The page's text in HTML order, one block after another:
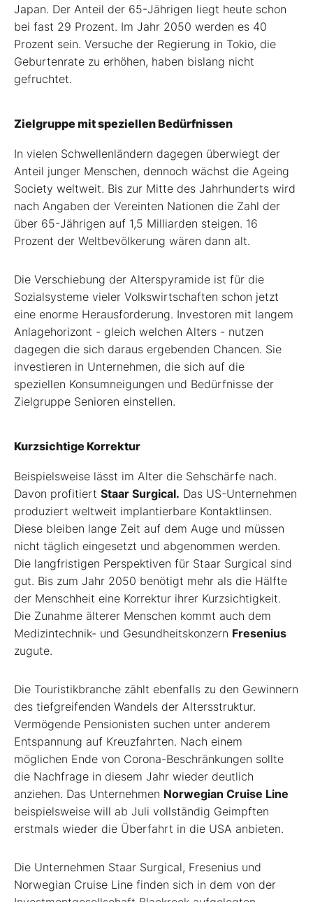
Japan. Der Anteil der 65-Jährigen liegt heute schon
bei fast 29 Prozent. Im Jahr 2050 werden es 40
Prozent sein. Versuche der Regierung in Tokio, die
Geburtenrate zu erhöhen, haben bislang nicht
gefruchtet.
Zielgruppe mit speziellen Bedürfnissen
In vielen Schwellenländern dagegen überwiegt der
Anteil junger Menschen, dennoch wächst die Ageing
Society weltweit. Bis zur Mitte des Jahrhunderts wird
nach Angaben der Vereinten Nationen die Zahl der
über 65-Jährigen auf 1,5 Milliarden steigen. 16
Prozent der Weltbevölkerung wären dann alt.
Die Verschiebung der Alterspyramide ist für die
Sozialsysteme vieler Volkswirtschaften schon jetzt
eine enorme Herausforderung. Investoren mit langem
Anlagehorizont - gleich welchen Alters - nutzen
dagegen die sich daraus ergebenden Chancen. Sie
investieren in Unternehmen, die sich auf die
speziellen Konsumneigungen und Bedürfnisse der
Zielgruppe Senioren einstellen.
Kurzsichtige Korrektur
Beispielsweise lässt im Alter die Sehschärfe nach.
Davon profitiert Staar Surgical. Das US-Unternehmen
produziert weltweit implantierbare Kontaktlinsen.
Diese bleiben lange Zeit auf dem Auge und müssen
nicht täglich eingesetzt und abgenommen werden.
Die langfristigen Perspektiven für Staar Surgical sind
gut. Bis zum Jahr 2050 benötigt mehr als die Hälfte
der Menschheit eine Korrektur ihrer Kurzsichtigkeit.
Die Zunahme älterer Menschen kommt auch dem
Medizintechnik- und Gesundheitskonzern Fresenius
zugute.
Die Touristikbranche zählt ebenfalls zu den Gewinnern
des tiefgreifenden Wandels der Altersstruktur.
Vermögende Pensionisten suchen unter anderem
Entspannung auf Kreuzfahrten. Nach einem
möglichen Ende von Corona-Beschränkungen sollte
die Nachfrage in diesem Jahr wieder deutlich
anziehen. Das Unternehmen Norwegian Cruise Line
beispielsweise will ab Juli vollständig Geimpften
erstmals wieder die Überfahrt in die USA anbieten.
Die Unternehmen Staar Surgical, Fresenius und
Norwegian Cruise Line finden sich in dem von der